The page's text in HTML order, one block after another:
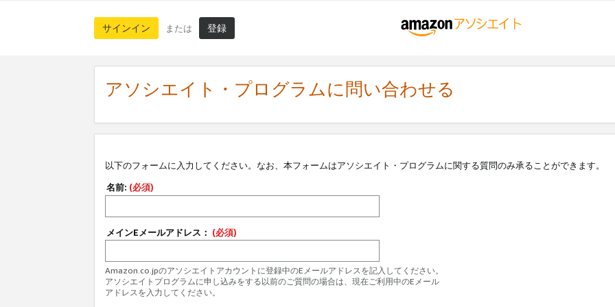
サインイン または 登録
アソシエイト・プログラムに問い合わせる
以下のフォームに入力してください。なお、本フォームはアソシエイト・プログラムに関する質問のみ承ることができます。
名前: (必須)
メインEメールアドレス： (必須)
Amazon.co.jpのアソシエイトアカウントに登録中のEメールアドレスを記入してください。
アソシエイトプログラムに申し込みをする以前のご質問の場合は、現在ご利用中のEメール
アドレスを入力してください。